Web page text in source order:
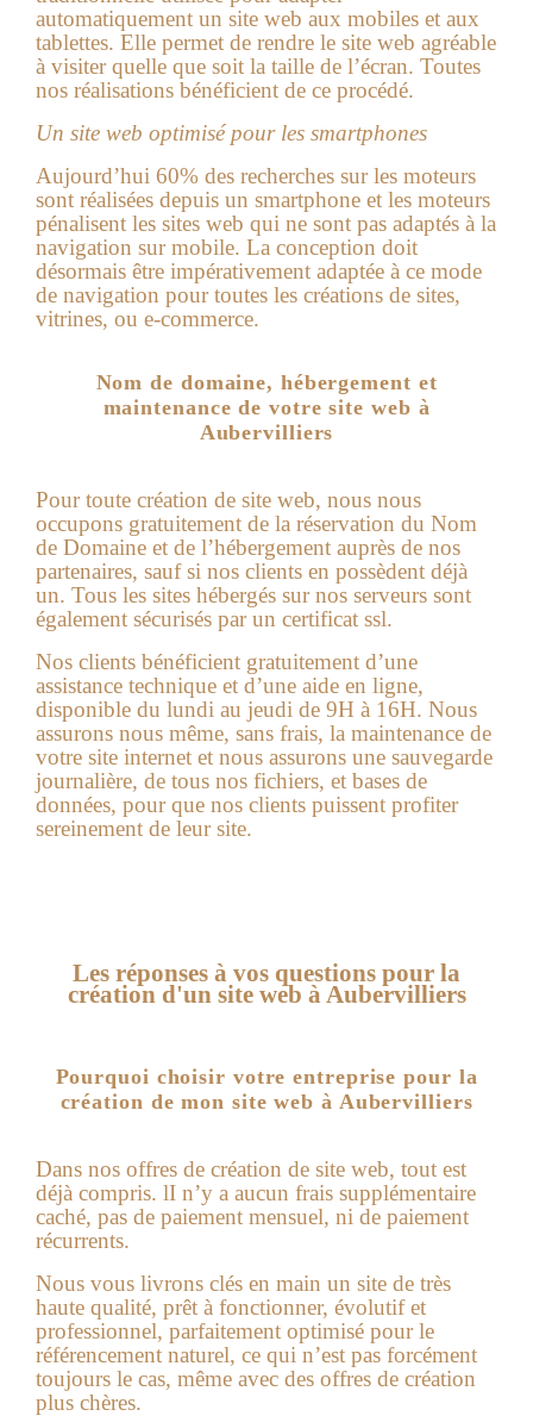
automatiquement un site web aux mobiles et aux
tablettes. Elle permet de rendre le site web agréable
à visiter quelle que soit la taille de l’écran. Toutes
nos réalisations bénéficient de ce procédé.
Un site web optimisé pour les smartphones
Aujourd’hui 60% des recherches sur les moteurs
sont réalisées depuis un smartphone et les moteurs
pénalisent les sites web qui ne sont pas adaptés à la
navigation sur mobile. La conception doit
désormais être impérativement adaptée à ce mode
de navigation pour toutes les créations de sites,
vitrines, ou e-commerce.
Nom de domaine, hébergement et
maintenance de votre site web à
Aubervilliers
Pour toute création de site web, nous nous
occupons gratuitement de la réservation du Nom
de Domaine et de l’hébergement auprès de nos
partenaires, sauf si nos clients en possèdent déjà
un. Tous les sites hébergés sur nos serveurs sont
également sécurisés par un certificat ssl.
Nos clients bénéficient gratuitement d’une
assistance technique et d’une aide en ligne,
disponible du lundi au jeudi de 9H à 16H. Nous
assurons nous même, sans frais, la maintenance de
votre site internet et nous assurons une sauvegarde
journalière, de tous nos fichiers, et bases de
données, pour que nos clients puissent profiter
sereinement de leur site.
Les réponses à vos questions pour la
création d'un site web à Aubervilliers
Pourquoi choisir votre entreprise pour la
création de mon site web à Aubervilliers
Dans nos offres de création de site web, tout est
déjà compris. lI n’y a aucun frais supplémentaire
caché, pas de paiement mensuel, ni de paiement
récurrents.
Nous vous livrons clés en main un site de très
haute qualité, prêt à fonctionner, évolutif et
professionnel, parfaitement optimisé pour le
référencement naturel, ce qui n’est pas forcément
toujours le cas, même avec des offres de création
plus chères.